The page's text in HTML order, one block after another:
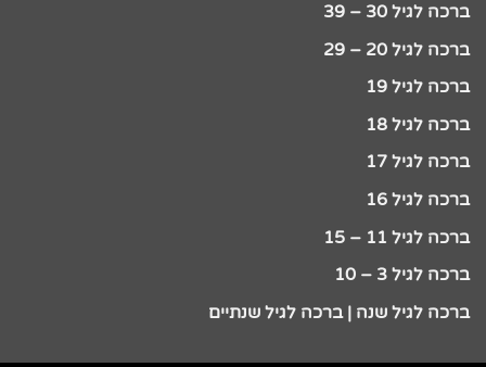
ברכה לגיל 30 – 39
ברכה לגיל 20 – 29
ברכה לגיל 19
ברכה לגיל 18
ברכה לגיל 17
ברכה לגיל 16
ברכה לגיל 11 – 15
ברכה לגיל 3 – 10
ברכה לגיל שנה | ברכה לגיל שנתיים